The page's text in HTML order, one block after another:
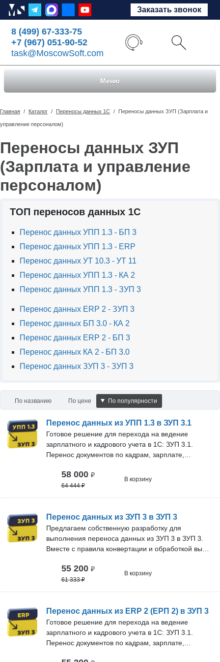
Заказать звонок
8 (499) 67-333-75
+7 (967) 051-90-52
task@MoscowSoft.com
Меню
Главная / Каталог / Переносы данных 1С / Переносы данных ЗУП (Зарплата и
управление персоналом)
Переносы данных ЗУП
(Зарплата и управление
персоналом)
ТОП переносов данных 1С
Перенос данных УПП 1.3 - БП 3
Перенос данных УПП 1.3 - ERP
Перенос данных УТ 10.3 - УТ 11
Перенос данных УПП 1.3 - КА 2
Перенос данных УПП 1.3 - ЗУП 3
Перенос данных ERP 2 - ЗУП 3
Перенос данных БП 3.0 - КА 2
Перенос данных ERP 2 - БП 3
Перенос данных КА 2 - БП 3.0
Перенос данных ЗУП 3 - ЗУП 3
По названию По цене По популярности
Перенос данных из УПП 1.3 в ЗУП 3.1
Готовое решение для перехода на ведение
зарплатного и кадрового учета в 1С: ЗУП 3.1.
Перенос документов по кадрам, зарплате,
УПП 1.3 в ЗУП 3.1. Преимущества: Кадровые
сведения можно перенести полностью, без
ограничений по датам, а расчетные - минимум за
новые версии программ и оказываем техническую
поддержку. Срок технической поддержки и
бесплатных обновлений зависит от тарифа. В
нашей команде более 10 специалистов. Проверка
наше решение на своём сервере. Оставьте заявку,
и мы договоримся об удобном времени
58 000 ₽
64 444₽
В корзину
Перенос данных из ЗУП 3 в ЗУП 3
Предлагаем собственную разработку для
выполнения переноса данных из ЗУП 3 в ЗУП 3.
Вместе с правила конвертации и обработкой вы
Исправление возникающих ошибок при переносе,
Редактирование кода программы переноса,
Корректировку данный программы под нужды
обновления: Мы оперативно обновляем решение
под новые версии программ. Срок технической
поддержки и бесплатных обновлений зависит от
тарифа. В нашей команде более 10 специалистов.
55 200 ₽
61 333₽
В корзину
Перенос данных из ERP 2 (ЕРП 2) в ЗУП 3
Готовое решение для перехода на ведение
зарплатного и кадрового учета в 1С: ЗУП 3.1.
Перенос документов по кадрам, зарплате,